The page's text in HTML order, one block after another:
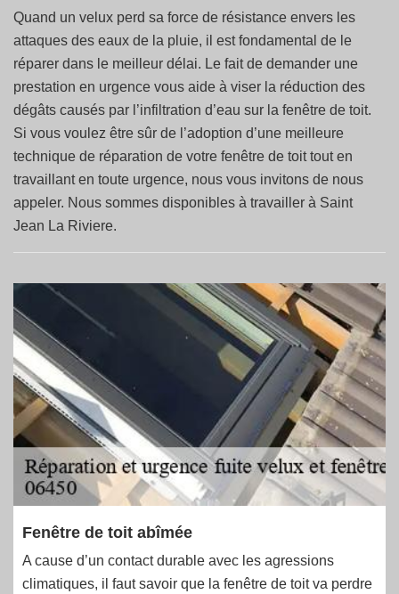
Quand un velux perd sa force de résistance envers les
attaques des eaux de la pluie, il est fondamental de le
réparer dans le meilleur délai. Le fait de demander une
prestation en urgence vous aide à viser la réduction des
dégâts causés par l’infiltration d’eau sur la fenêtre de toit.
Si vous voulez être sûr de l’adoption d’une meilleure
technique de réparation de votre fenêtre de toit tout en
travaillant en toute urgence, nous vous invitons de nous
appeler. Nous sommes disponibles à travailler à Saint
Jean La Riviere.
Fenêtre de toit abîmée
A cause d’un contact durable avec les agressions
climatiques, il faut savoir que la fenêtre de toit va perdre